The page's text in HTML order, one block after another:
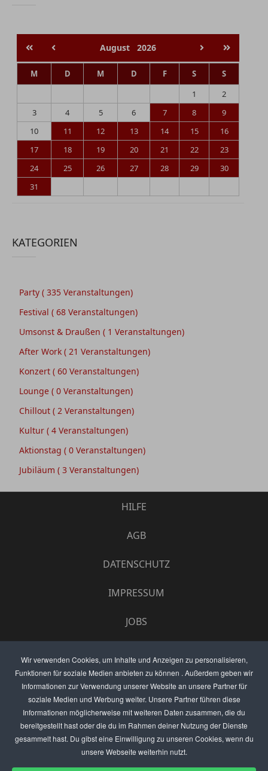
Wir verwenden Cookies, um Inhalte und Anzeigen zu personalisieren,
Funktionen für soziale Medien anbieten zu können . Außerdem geben wir
Informationen zur Verwendung unserer Website an unsere Partner für
soziale Medien und Werbung weiter. Unsere Partner führen diese
Informationen möglicherweise mit weiteren Daten zusammen, die du
bereitgestellt hast oder die du im Rahmen deiner Nutzung der Dienste
gesammelt hast. Du gibst eine Einwilligung zu unseren Cookies, wenn du
unsere Webseite weiterhin nutzt.
August 2026
M D M D F S
S
1
2
3
4 5 6 7 8
9
10
11 12 13 14 15
16
17
18 19 20 21 22
23
24
25 26 27 28 29
30
31
KATEGORIEN
Party ( 335 Veranstaltungen)
Festival ( 68 Veranstaltungen)
Umsonst & Draußen ( 1 Veranstaltungen)
After Work ( 21 Veranstaltungen)
Konzert ( 60 Veranstaltungen)
Lounge ( 0 Veranstaltungen)
Chillout ( 2 Veranstaltungen)
Kultur ( 4 Veranstaltungen)
Aktionstag ( 0 Veranstaltungen)
Jubiläum ( 3 Veranstaltungen)
HILFE
AGB
DATENSCHUTZ
IMPRESSUM
JOBS
ANZEIGEN PREISE
BEWERTET UNS
KONTAKT
THEMENVORSCHLAG